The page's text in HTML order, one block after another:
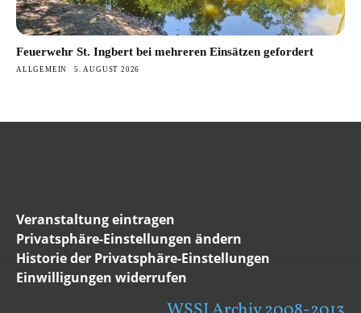
Feuerwehr St. Ingbert bei mehreren Einsätzen gefordert
ALLGEMEIN 5. AUGUST 2026
Veranstaltung eintragen
Privatsphäre-Einstellungen ändern
Historie der Privatsphäre-Einstellungen
Einwilligungen widerrufen